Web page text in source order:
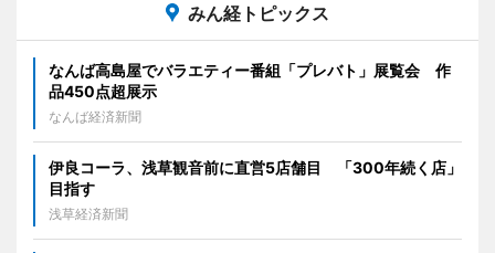
みん経トピックス
なんば高島屋でバラエティー番組「プレバト」展覧会 作
品450点超展示
なんば経済新聞
伊良コーラ、浅草観音前に直営5店舗目 「300年続く店」
目指す
浅草経済新聞